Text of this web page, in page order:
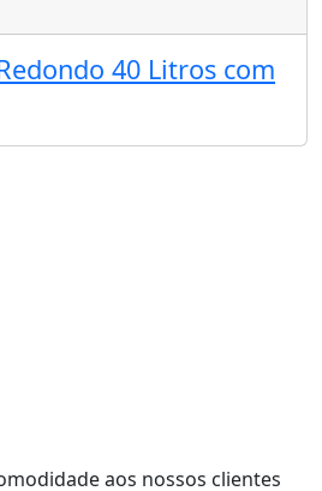
40 Litros com
aos nossos clientes